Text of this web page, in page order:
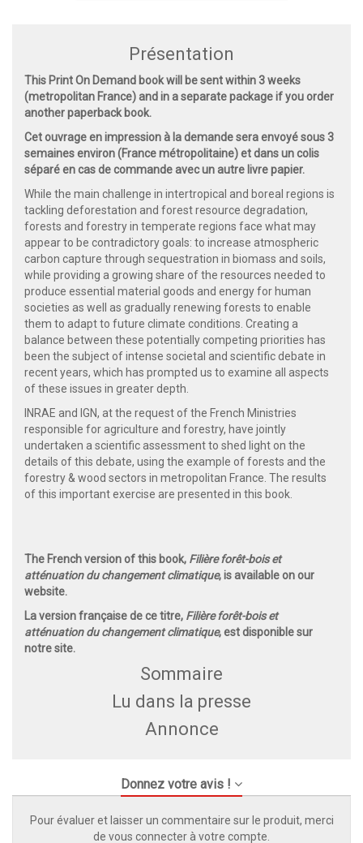
Présentation
This Print On Demand book will be sent within 3 weeks
(metropolitan France) and in a separate package if you order
another paperback book.
Cet ouvrage en impression à la demande sera envoyé sous 3
semaines environ (France métropolitaine) et dans un colis
séparé en cas de commande avec un autre livre papier.
While the main challenge in intertropical and boreal regions is
tackling deforestation and forest resource degradation,
forests and forestry in temperate regions face what may
appear to be contradictory goals: to increase atmospheric
carbon capture through sequestration in biomass and soils,
while providing a growing share of the resources needed to
produce essential material goods and energy for human
societies as well as gradually renewing forests to enable
them to adapt to future climate conditions. Creating a
balance between these potentially competing priorities has
been the subject of intense societal and scientific debate in
recent years, which has prompted us to examine all aspects
of these issues in greater depth.
INRAE and IGN, at the request of the French Ministries
responsible for agriculture and forestry, have jointly
undertaken a scientific assessment to shed light on the
details of this debate, using the example of forests and the
forestry & wood sectors in metropolitan France. The results
of this important exercise are presented in this book.
The French version of this book, Filière forêt-bois et
atténuation du changement climatique, is available on our
website.
La version française de ce titre, Filière forêt-bois et
atténuation du changement climatique, est disponible sur
notre site.
Sommaire
Lu dans la presse
Annonce
Donnez votre avis !
Pour évaluer et laisser un commentaire sur le produit, merci
de vous connecter à votre compte.